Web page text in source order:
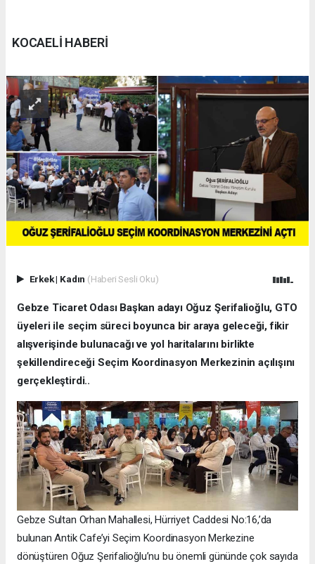
KOCAELİ HABERİ
Erkek| Kadın (Haberi Sesli Oku)
Gebze Ticaret Odası Başkan adayı Oğuz Şerifalioğlu, GTO
üyeleri ile seçim süreci boyunca bir araya geleceği, fikir
alışverişinde bulunacağı ve yol haritalarını birlikte
şekillendireceği Seçim Koordinasyon Merkezinin açılışını
gerçekleştirdi..
Gebze Sultan Orhan Mahallesi, Hürriyet Caddesi No:16,’da
bulunan Antik Cafe’yi Seçim Koordinasyon Merkezine
dönüştüren Oğuz Şerifalioğlu’nu bu önemli gününde çok sayıda